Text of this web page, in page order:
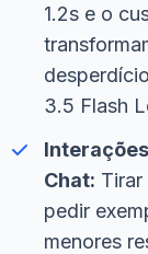
1.2s e o
3.5 Flash
Chat:
pedir
menores